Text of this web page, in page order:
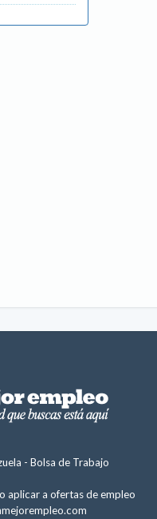
- Bolsa de Trabajo
aplicar a ofertas de empleo